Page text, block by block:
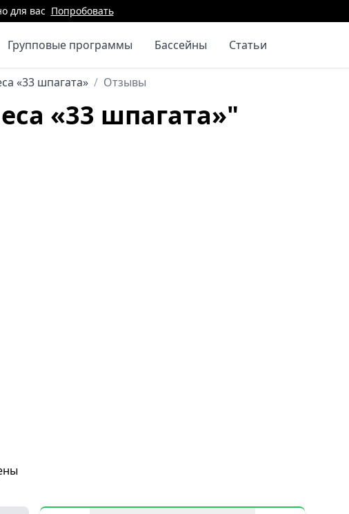
для вас Попробовать
Групповые программы Бассейны Статьи
«33 шпагата» / Отзывы
«33 шпагата»"